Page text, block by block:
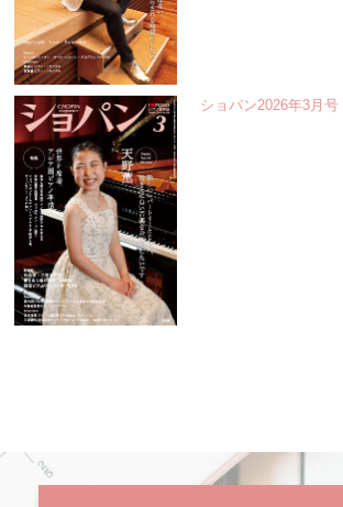
ショパン2026年3月号